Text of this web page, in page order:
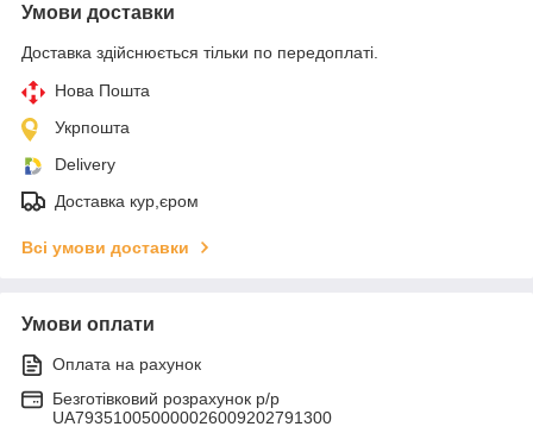
Умови доставки
Доставка здійснюється тільки по передоплаті.
Нова Пошта
Укрпошта
Delivery
Доставка кур,єром
Всі умови доставки
Умови оплати
Оплата на рахунок
Безготівковий розрахунок р/р
UA793510050000026009202791300